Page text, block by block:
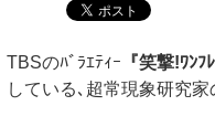
TBSのﾊﾞﾗｴﾃｨｰ 『笑撃!ﾜﾝﾌﾚ
している､超常現象研究家